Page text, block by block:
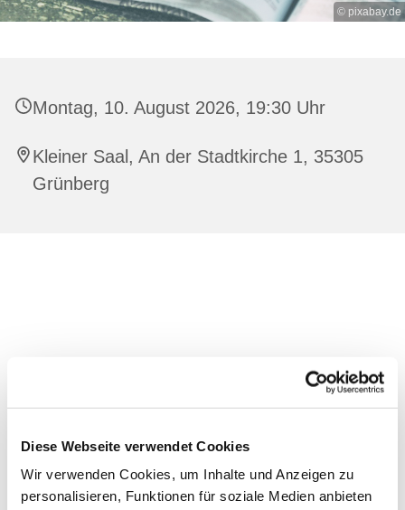
Diese Webseite verwendet Cookies
Wir verwenden Cookies, um Inhalte und Anzeigen zu
personalisieren, Funktionen für soziale Medien anbieten
© pixabay.de
Montag, 10. August 2026, 19:30 Uhr
Kleiner Saal, An der Stadtkirche 1, 35305
Grünberg